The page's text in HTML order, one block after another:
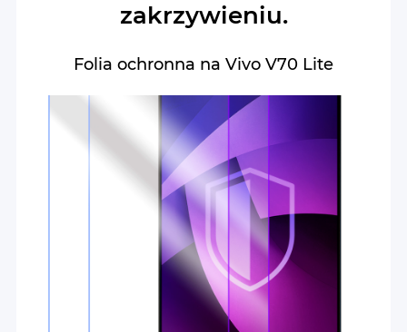
zakrzywieniu.
Folia ochronna na Vivo V70 Lite